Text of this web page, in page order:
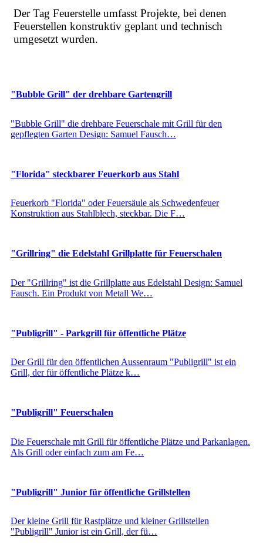
Der Tag Feuerstelle umfasst Projekte, bei denen
Feuerstellen konstruktiv geplant und technisch
umgesetzt wurden.
"Bubble Grill" der drehbare Gartengrill
"Bubble Grill" die drehbare Feuerschale mit Grill für den
gepflegten Garten Design: Samuel Fausch…
"Florida" steckbarer Feuerkorb aus Stahl
Feuerkorb "Florida" oder Feuersäule als Schwedenfeuer
Konstruktion aus Stahlblech, steckbar. Die F…
"Grillring" die Edelstahl Grillplatte für Feuerschalen
Der "Grillring" ist die Grillplatte aus Edelstahl Design: Samuel
Fausch. Ein Produkt von Metall We…
"Publigrill" - Parkgrill für öffentliche Plätze
Der Grill für den öffentlichen Aussenraum "Publigrill" ist ein
Grill, der für öffentliche Plätze k…
"Publigrill" Feuerschalen
Die Feuerschale mit Grill für öffentliche Plätze und Parkanlagen.
Als Grill oder einfach zum am Fe…
"Publigrill" Junior für öffentliche Grillstellen
Der kleine Grill für Rastplätze und kleiner Grillstellen
"Publigrill" Junior ist ein Grill, der fü…